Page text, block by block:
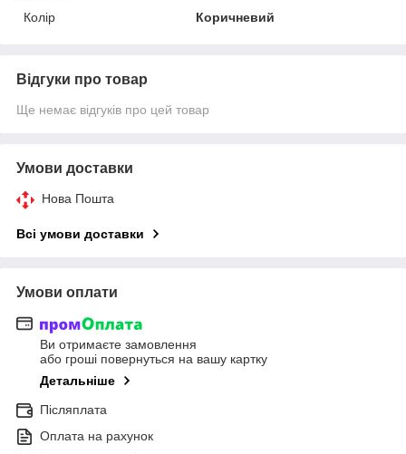
Колір
Коричневий
Відгуки про товар
Ще немає відгуків про цей товар
Умови доставки
Нова Пошта
Всі умови доставки
Умови оплати
Ви отримаєте замовлення
або гроші повернуться на вашу картку
Детальніше
Післяплата
Оплата на рахунок